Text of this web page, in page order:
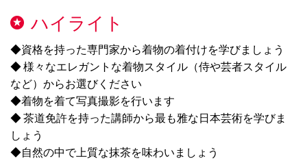
ハイライト
◆資格を持った専門家から着物の着付けを学びましょう
◆ 様々なエレガントな着物スタイル（侍や芸者スタイル
など）からお選びください
◆着物を着て写真撮影を行います
◆ 茶道免許を持った講師から最も雅な日本芸術を学びま
しょう
◆自然の中で上質な抹茶を味わいましょう